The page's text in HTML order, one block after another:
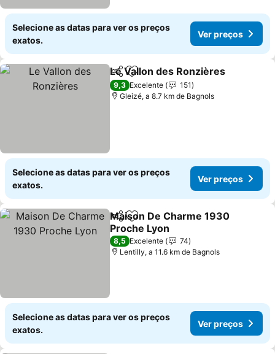
Selecione as datas para ver os preços
exatos.
Ver preços
PartilharAdicionar aos favoritos
Le Vallon des Ronzières
9,3 Excelente
151
Gleizé, a 8.7 km de Bagnols
Selecione as datas para ver os preços
exatos.
Ver preços
PartilharAdicionar aos favoritos
Maison De Charme 1930
Proche Lyon
Ver preços
8,5 Excelente
74
Lentilly, a 11.6 km de Bagnols
Selecione as datas para ver os preços
exatos.
Ver preços